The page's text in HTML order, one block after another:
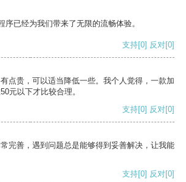
序已经为我们带来了无限的流畅体验。
支持[0] 反对[0]
点贵，可以适当降低一些。我个人觉得，一款加
元以下才比较合理。
支持[0] 反对[0]
完善，遇到问题总是能够得到妥善解决，让我能
支持[0] 反对[0]